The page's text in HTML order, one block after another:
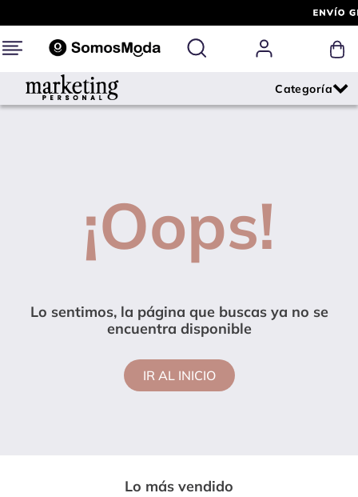
¡Oops!
Lo sentimos, la página que buscas ya no se
encuentra disponible
IR AL INICIO
Lo más vendido